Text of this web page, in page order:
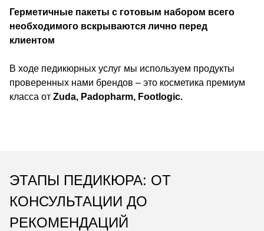
Герметичные пакеты с готовым набором всего
необходимого вскрываются лично перед
клиентом
В ходе педикюрных услуг мы используем продукты
проверенных нами брендов – это косметика премиум
класса от Zuda, Padopharm, Footlogic.
ЭТАПЫ ПЕДИКЮРА: ОТ
КОНСУЛЬТАЦИИ ДО
РЕКОМЕНДАЦИЙ